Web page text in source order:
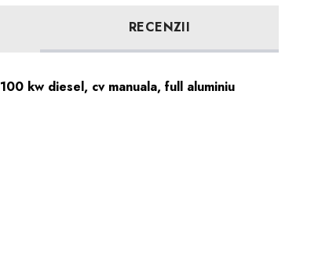
RECENZII
kw diesel, cv manuala, full aluminiu